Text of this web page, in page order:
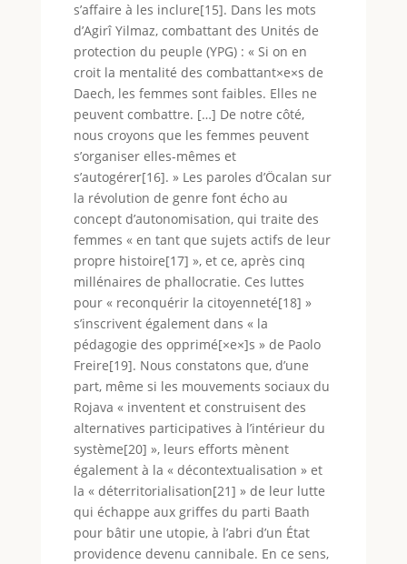
s’affaire à les inclure[15]. Dans les mots
d’Agirî Yilmaz, combattant des Unités de
protection du peuple (YPG) : « Si on en
croit la mentalité des combattant×e×s de
Daech, les femmes sont faibles. Elles ne
peuvent combattre. […] De notre côté,
nous croyons que les femmes peuvent
s’organiser elles-mêmes et
s’autogérer[16]. » Les paroles d’Öcalan sur
la révolution de genre font écho au
concept d’autonomisation, qui traite des
femmes « en tant que sujets actifs de leur
propre histoire[17] », et ce, après cinq
millénaires de phallocratie. Ces luttes
pour « reconquérir la citoyenneté[18] »
s’inscrivent également dans « la
pédagogie des opprimé[×e×]s » de Paolo
Freire[19]. Nous constatons que, d’une
part, même si les mouvements sociaux du
Rojava « inventent et construisent des
alternatives participatives à l’intérieur du
système[20] », leurs efforts mènent
également à la « décontextualisation » et
la « déterritorialisation[21] » de leur lutte
qui échappe aux griffes du parti Baath
pour bâtir une utopie, à l’abri d’un État
providence devenu cannibale. En ce sens,